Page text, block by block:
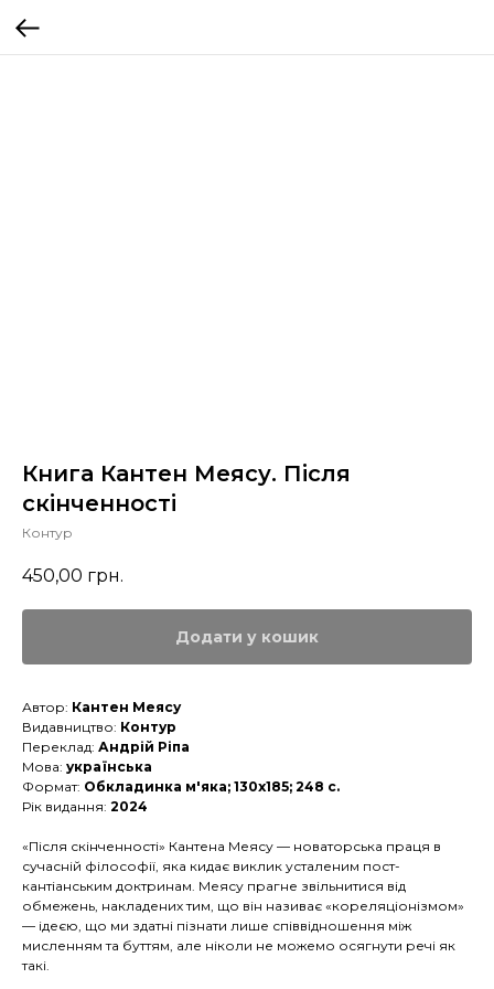
Книга Кантен Меясу. Після
скінченності
Контур
450,00 грн.
Додати у кошик
Автор: Кантен Меясу
Видавництво: Контур
Переклад: Андрій Ріпа
Мова: українська
Формат: Обкладинка м'яка; 130х185; 248 с.
Рік видання: 2024
«Після скінченності» Кантена Меясу — новаторська праця в
сучасній філософії, яка кидає виклик усталеним пост-
кантіанським доктринам. Меясу прагне звільнитися від
обмежень, накладених тим, що він називає «кореляціонізмом»
— ідеєю, що ми здатні пізнати лише співвідношення між
мисленням та буттям, але ніколи не можемо осягнути речі як
такі.